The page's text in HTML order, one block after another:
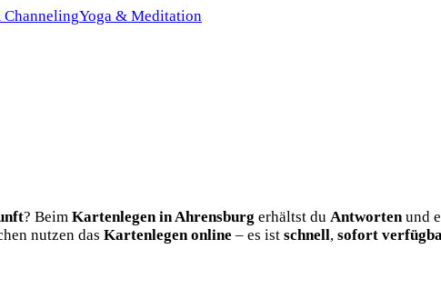
Yoga & Meditation
? Beim Kartenlegen in Ahrensburg erhältst du Antworten und
nutzen das Kartenlegen online – es ist schnell, sofort